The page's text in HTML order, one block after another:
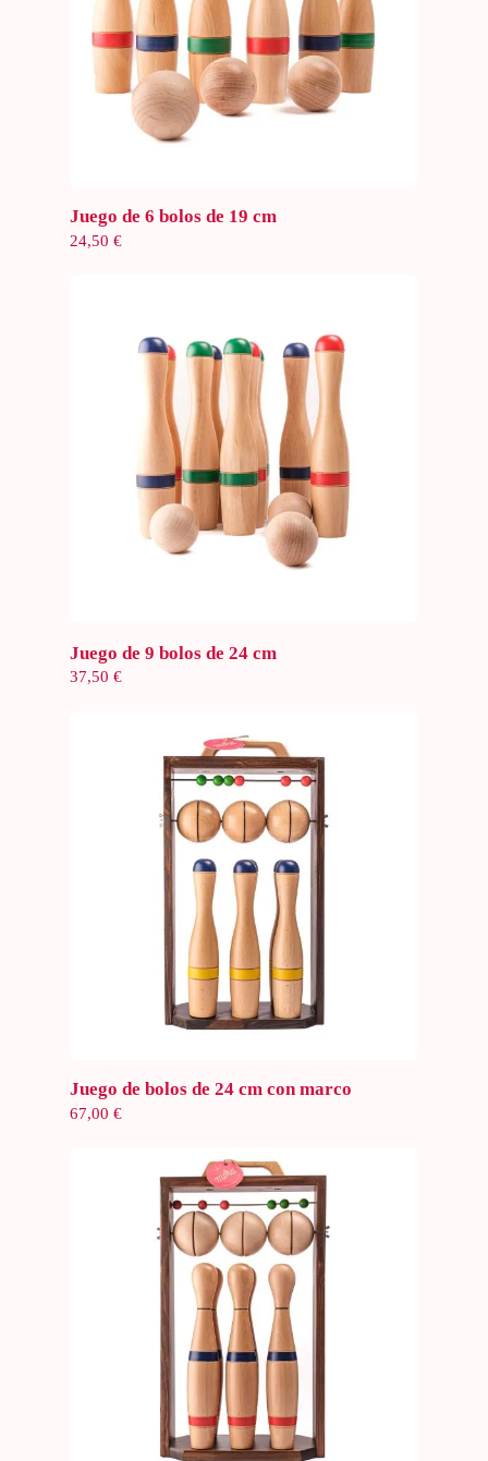
Añadir al carrito
Juego de 6 bolos de 19 cm
24,50 €
Añadir al carrito
Juego de 9 bolos de 24 cm
37,50 €
Añadir al carrito
Juego de bolos de 24 cm con marco
67,00 €